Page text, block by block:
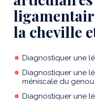
la cheville
Diagnostiquer une
Diagnostiquer une
méniscale du genou.
Diagnostiquer une